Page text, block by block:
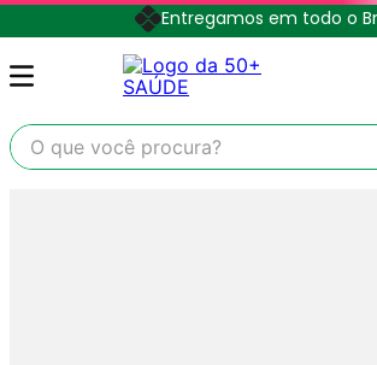
Entregamos em todo o
O que você procura?